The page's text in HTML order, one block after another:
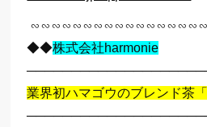
◆◆株式会社harmonie
業界初ハマゴウのブレンド茶